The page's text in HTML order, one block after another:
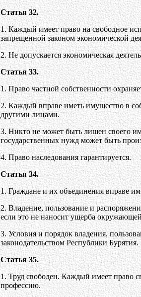
Статья 32.
1. Каждый имеет право на свободное
запрещенной законом экономической
2. Не допускается экономическая
Статья 33.
1. Право частной собственности
2. Каждый вправе иметь имущество в
другими лицами.
3. Никто не может быть лишен своего
государственных нужд может быть
4. Право наследования гарантируется.
Статья 34.
1. Граждане и их объединения вправе
2. Владение, пользование и
если это не наносит ущерба
3. Условия и порядок владения,
законодательством Республики Бурятия.
Статья 35.
1. Труд свободен. Каждый имеет право
профессию.